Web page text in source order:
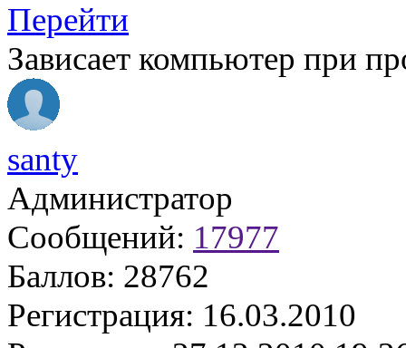
Перейти
Зависает компьютер при
santy
Администратор
Сообщений: 17977
Баллов: 28762
Регистрация: 16.03.2010